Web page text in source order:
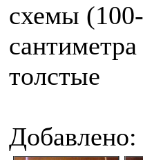
схемы
толстые